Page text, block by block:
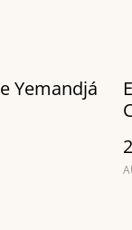
Yemandjá